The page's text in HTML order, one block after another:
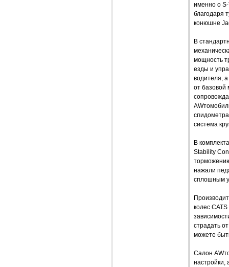
именно о
благодаря
конюшне
В
мощность
езды и
водителя,
от базовой
система
В
Stability
нажали
сплошным
колес
страдать
можете
Салон
настройки,